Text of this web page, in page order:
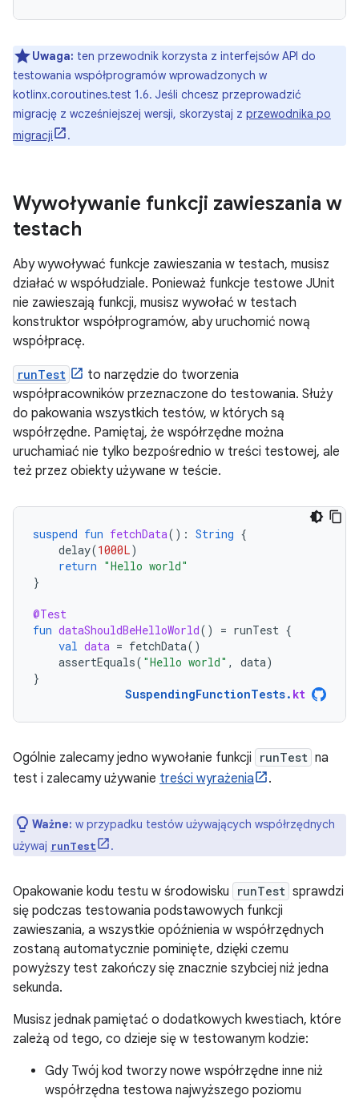
Uwaga: ten przewodnik korzysta z interfejsów API do
testowania współprogramów wprowadzonych w
kotlinx.coroutines.test 1.6. Jeśli chcesz przeprowadzić
migrację z wcześniejszej wersji, skorzystaj z przewodnika po
migracji
.
Wywoływanie funkcji zawieszania w
testach
Aby wywoływać funkcje zawieszania w testach, musisz
działać w współudziale. Ponieważ funkcje testowe JUnit
nie zawieszają funkcji, musisz wywołać w testach
konstruktor współprogramów, aby uruchomić nową
współpracę.
runTest
to narzędzie do tworzenia
współpracowników przeznaczone do testowania. Służy
do pakowania wszystkich testów, w których są
współrzędne. Pamiętaj, że współrzędne można
uruchamiać nie tylko bezpośrednio w treści testowej, ale
też przez obiekty używane w teście.
suspend fun fetchData(): String {
delay(1000L)
return "Hello world"
}
@Test
fun dataShouldBeHelloWorld() = runTest {
val data = fetchData()
assertEquals( "Hello world" , data)
}
SuspendingFunctionTests. kt
Ogólnie zalecamy jedno wywołanie funkcji runTest na
test i zalecamy używanie treści wyrażenia .
Ważne: w przypadku testów używających współrzędnych
używaj runTest .
Opakowanie kodu testu w środowisku runTest sprawdzi
się podczas testowania podstawowych funkcji
zawieszania, a wszystkie opóźnienia w współrzędnych
zostaną automatycznie pominięte, dzięki czemu
powyższy test zakończy się znacznie szybciej niż jedna
sekunda.
Musisz jednak pamiętać o dodatkowych kwestiach, które
zależą od tego, co dzieje się w testowanym kodzie:
Gdy Twój kod tworzy nowe współrzędne inne niż
współrzędna testowa najwyższego poziomu